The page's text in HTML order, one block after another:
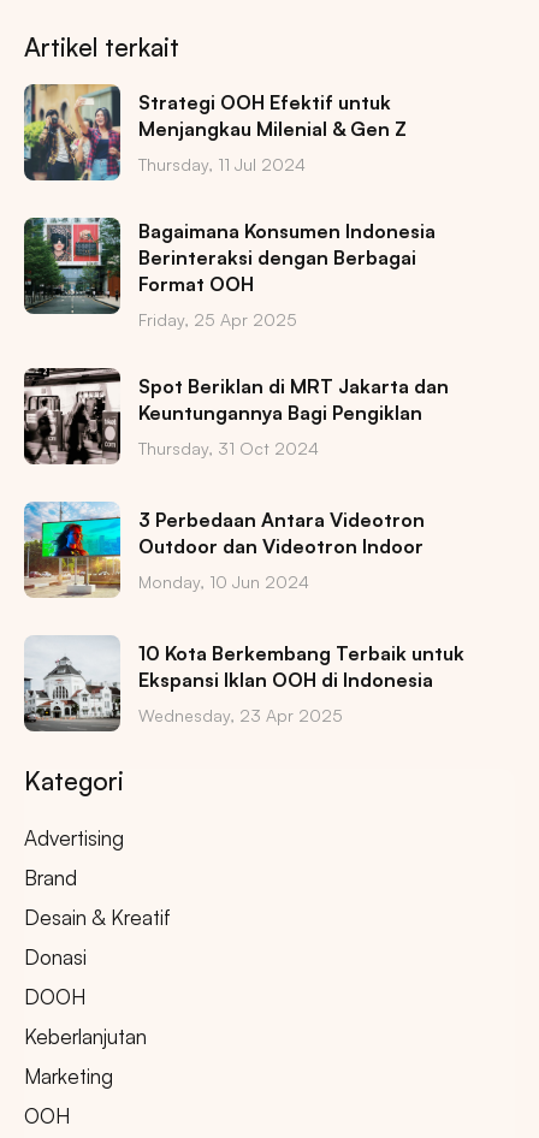
Artikel terkait
Strategi OOH Efektif untuk
Menjangkau Milenial & Gen Z
Thursday, 11 Jul 2024
Bagaimana Konsumen Indonesia
Berinteraksi dengan Berbagai
Format OOH
Friday, 25 Apr 2025
Spot Beriklan di MRT Jakarta dan
Keuntungannya Bagi Pengiklan
Thursday, 31 Oct 2024
3 Perbedaan Antara Videotron
Outdoor dan Videotron Indoor
Monday, 10 Jun 2024
10 Kota Berkembang Terbaik untuk
Ekspansi Iklan OOH di Indonesia
Wednesday, 23 Apr 2025
Kategori
Advertising
Brand
Desain & Kreatif
Donasi
DOOH
Keberlanjutan
Marketing
OOH